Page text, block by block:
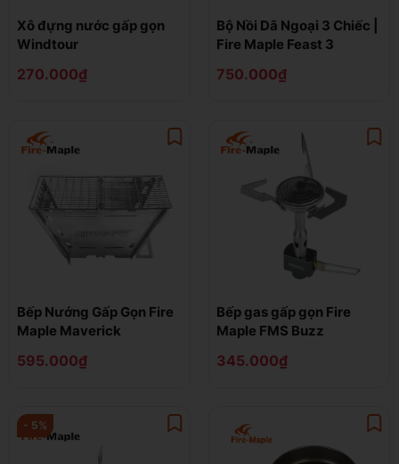
Xô đựng nước gấp gọn
Windtour
270.000₫
Bộ Nồi Dã Ngoại 3 Chiếc |
Fire Maple Feast 3
750.000₫
Bếp Nướng Gấp Gọn Fire
Maple Maverick
595.000₫
Bếp gas gấp gọn Fire
Maple FMS Buzz
345.000₫
- 5%